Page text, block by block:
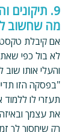
9. תיקונים
מה שחשוב
אם קיבלת
לא בול כפי שאת
"בפסקה הזו
תעזרי לו
את עצמך
רק שיחסוך לך